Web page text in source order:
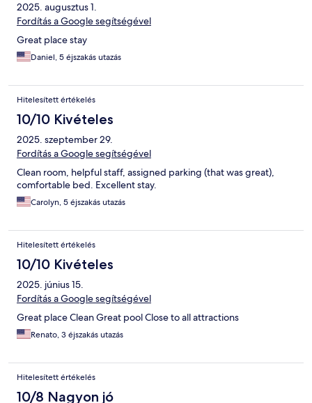
2025. augusztus 1.
Fordítás a Google segítségével
Great place stay
Daniel, 5 éjszakás utazás
Hitelesített értékelés
10/10 Kivételes
2025. szeptember 29.
Fordítás a Google segítségével
Clean room, helpful staff, assigned parking (that was great),
comfortable bed. Excellent stay.
Carolyn, 5 éjszakás utazás
Hitelesített értékelés
10/10 Kivételes
2025. június 15.
Fordítás a Google segítségével
Great place Clean Great pool Close to all attractions
Renato, 3 éjszakás utazás
Hitelesített értékelés
10/8 Nagyon jó